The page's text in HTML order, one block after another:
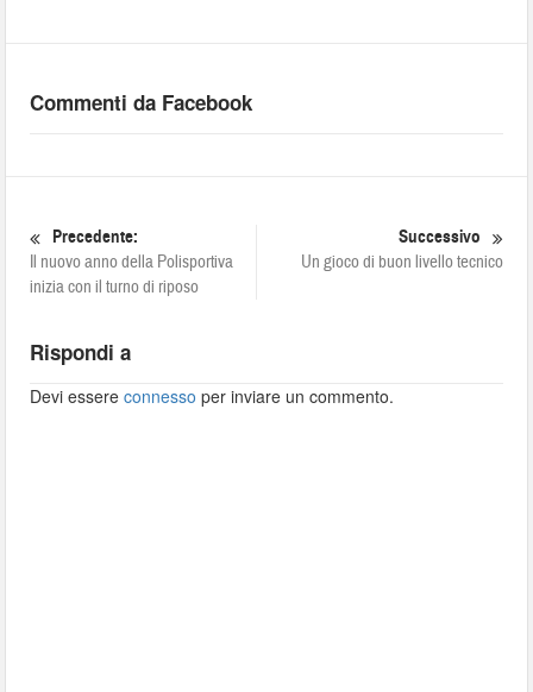
Commenti da Facebook
Precedente:
Il nuovo anno della Polisportiva
inizia con il turno di riposo
Successivo
Un gioco di buon livello tecnico
Rispondi a
Devi essereconnesso per inviare un commento.